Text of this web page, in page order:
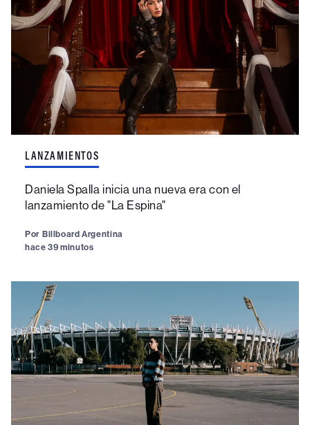
LANZAMIENTOS
Daniela Spalla inicia una nueva era con el
lanzamiento de "La Espina"
Por Billboard Argentina
hace 39 minutos